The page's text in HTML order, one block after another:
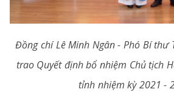
Đồng chí Lê Minh Ngân - Phó Bí thư
trao Quyết định bổ nhiệm Chủ tịch
tỉnh nhiệm kỳ 2021 -